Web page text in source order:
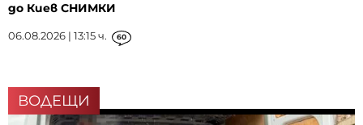
до Киев СНИМКИ
06.08.2026 | 13:15 ч. 60
ВОДЕЩИ